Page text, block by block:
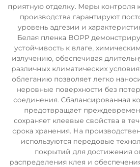
приятную отделку. Меры контроля
производства гарантируют
уровень адгезии и
Белая пленка BOPP
устойчивость к влаге,
излучению, обеспечивая
различных климатических
облеганию позволяет легко
неровные поверхности без
соединения. Сбалансированная
предотвращает
сохраняет клеевые свойства в
срока хранения. На
используются передовые
покрытий для достижения
распределения клея и